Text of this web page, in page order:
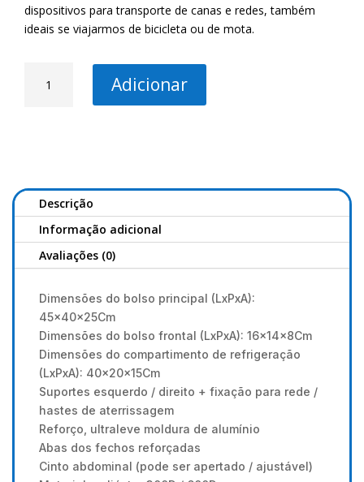
dispositivos para transporte de canas e redes, também
ideais se viajarmos de bicicleta ou de mota.
Adicionar
Descrição
Informação adicional
Avaliações (0)
Dimensões do bolso principal (LxPxA):
45x40x25Cm
Dimensões do bolso frontal (LxPxA): 16x14x8Cm
Dimensões do compartimento de refrigeração
(LxPxA): 40x20x15Cm
Suportes esquerdo / direito + fixação para rede /
hastes de aterrissagem
Reforço, ultraleve moldura de alumínio
Abas dos fechos reforçadas
Cinto abdominal (pode ser apertado / ajustável)